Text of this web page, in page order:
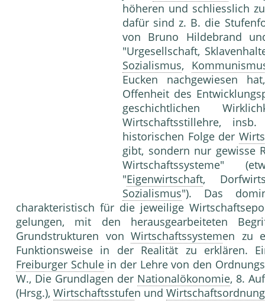
höheren und schliesslich
dafür sind z. B. die
von Bruno Hildebrand
"Urgesellschaft,
Sozialismus,
Eucken nachgewiesen
Offenheit des
geschichtlichen
Wirtschaftsstillehre,
historischen Folge der
gibt, sondern nur gewisse
Wirtschaftssysteme"
"Eigenwirtschaft,
Sozialismus"). Das
charakteristisch für die jeweilige
gelungen, mit den herausgearbeiteten
Grundstrukturen vonWirtschaftssystemen zu
Funktionsweise in der Realität zu erklären.
Freiburger Schulein der Lehre von den
W., Die Grundlagen der Nationalökonomie, 8.
(Hrsg.), Wirtschaftsstufen und